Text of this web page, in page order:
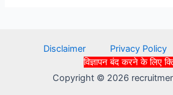
विज्ञापन बंद करने के लिए
Disclaimer Privacy Policy
Contact Us
Copyright © 2026